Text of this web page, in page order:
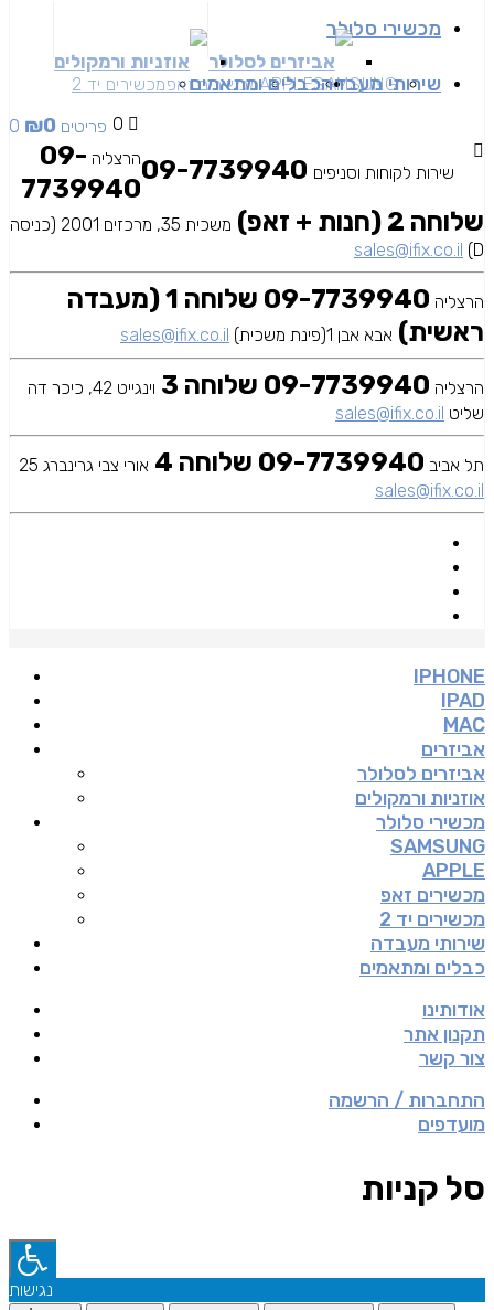
אביזרים לסלולר אוזניות ורמקולים
מכשירי סלולר
SAMSUNG
APPLEמכשירים זאפמכשירים יד 2 שירותי מעבדהכבלים ומתאמים
0 0 פריטים ₪0
שירות לקוחות וסניפים
הרצליה 09-
7739940
שלוחה 2 (חנות + זאפ)
משכית 35, מרכזים 2001 (כניסה
D)
sales@ifix.co.il
הרצליה
09-7739940 שלוחה 1 (מעבדה
ראשית) אבא אבן 1(פינת משכית) sales@ifix.co.il
הרצליה 09-7739940 שלוחה 3
וינגייט 42, כיכר דה
שליט sales@ifix.co.il
תל אביב 09-7739940 שלוחה 4
אורי צבי גרינברג 25
sales@ifix.co.il
IPHONE
IPAD
MAC
אביזרים
אביזרים לסלולר
אוזניות ורמקולים
מכשירי סלולר
SAMSUNG
APPLE
מכשירים זאפ
מכשירים יד 2
שירותי מעבדה
כבלים ומתאמים
אודותינו
תקנון אתר
צור קשר
התחברות / הרשמה
מועדפים
סל קניות
נגישות